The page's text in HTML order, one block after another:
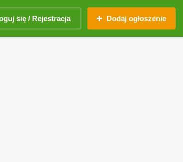
się / Rejestracja Dodaj ogłoszenie